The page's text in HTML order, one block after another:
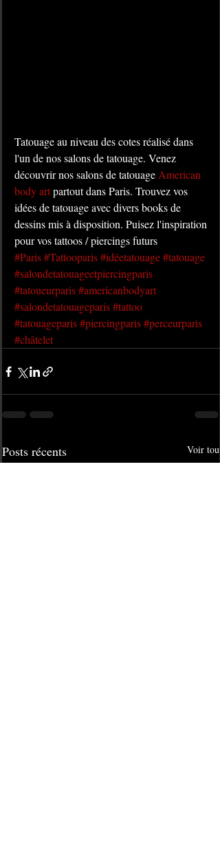
Tatouage au niveau des cotes réalisé dans
l'un de nos salons de tatouage. Venez
découvrir nos salons de tatouage American
body art partout dans Paris. Trouvez vos
idées de tatouage avec divers books de
dessins mis à disposition. Puisez l'inspiration
pour vos tattoos / piercings futurs
#Paris#Tattooparis#idéetatouage#tatouage
#salondetatouageetpiercingparis
#tatoueurparis#americanbodyart
#salondetatouageparis#tattoo
#tatouageparis#piercingparis#perceurparis
#châtelet
Posts récents Voir tout